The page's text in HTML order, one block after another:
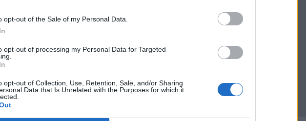
opt-out of the Sale of my Personal Data.
opt-out of processing my Personal Data for Targeted
opt-out of Collection, Use, Retention, Sale, and/or Sharing
Data that Is Unrelated with the Purposes for which it
ukazał się w 1898 roku w czasopiśmie „Życie”.
dekadencki, wedle którego życie jest nieustannym